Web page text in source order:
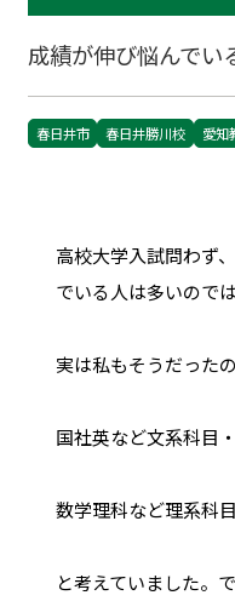
成績が伸び悩んでい
春日井市 春日井勝川校 愛知
高校大学入試問わず
でいる人は多いので
実は私もそうだった
国社英など文系科目
数学理科など理系科
と考えていました。